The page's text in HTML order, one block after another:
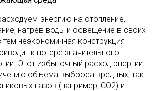
энергию на отопление,
нагрев воды и освещение в своих
неэкономичная конструкция
к потере значительного
Этот избыточный расход энергии
объема выброса вредных, так
газов (например, СО2) и